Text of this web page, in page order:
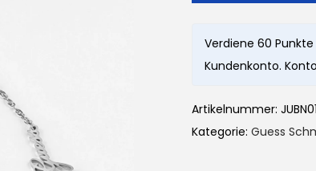
Verdiene 60
Kundenkonto.
Artikelnummer:
Kategorie: Guess